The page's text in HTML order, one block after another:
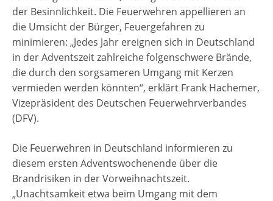
der Besinnlichkeit. Die Feuerwehren appellieren an
die Umsicht der Bürger, Feuergefahren zu
minimieren: „Jedes Jahr ereignen sich in Deutschland
in der Adventszeit zahlreiche folgenschwere Brände,
die durch den sorgsameren Umgang mit Kerzen
vermieden werden könnten“, erklärt Frank Hachemer,
Vizepräsident des Deutschen Feuerwehrverbandes
(DFV).
Die Feuerwehren in Deutschland informieren zu
diesem ersten Adventswochenende über die
Brandrisiken in der Vorweihnachtszeit.
„Unachtsamkeit etwa beim Umgang mit dem